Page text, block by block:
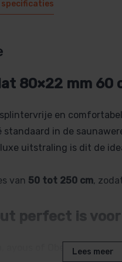
specificaties
80×22 mm 60
en
standaard in de
uitstraling is dit de
van 50 tot 250 cm,
perfect is
ayous of Obeche) is al
Lees meer